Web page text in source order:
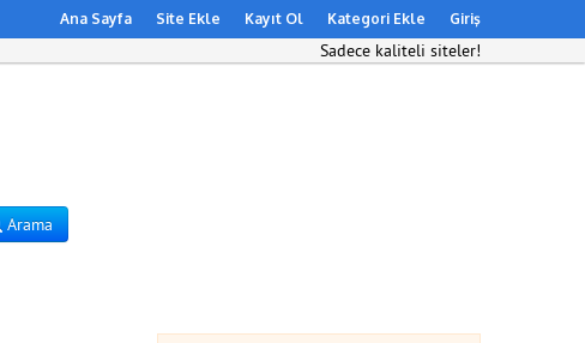
Ana Sayfa Site Ekle Kayıt Ol Kategori Ekle Giriş
Sadece kaliteli siteler!
Arama